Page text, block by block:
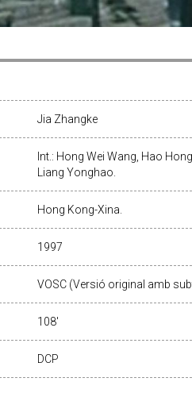
Jia Zhangke
Int.: Hong Wei Wang, Hao
Liang Yonghao.
Hong Kong-Xina.
1997
VOSC (Versió original amb
108'
DCP